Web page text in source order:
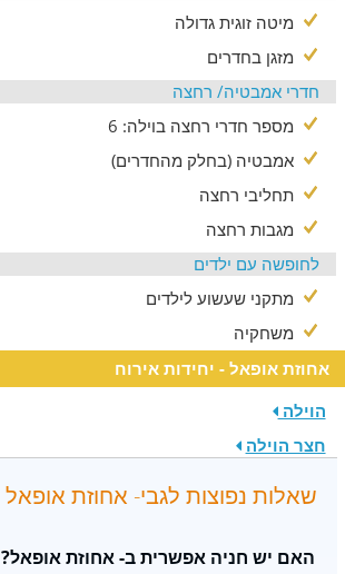
מיטה זוגית גדולה
מזגן בחדרים
חדרי אמבטיה/ רחצה
מספר חדרי רחצה בוילה: 6
אמבטיה (בחלק מהחדרים)
תחליבי רחצה
מגבות רחצה
לחופשה עם ילדים
מתקני שעשוע לילדים
משחקיה
אחוזת אופאל - יחידות אירוח
הוילה
חצר הוילה
שאלות נפוצות לגבי- אחוזת אופאל
האם יש חניה אפשרית ב- אחוזת אופאל?